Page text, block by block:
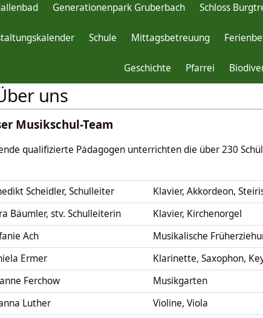
Generationenpark Gruberbach Schloss
Schule Mittagsbetreuung
Geschichte Pfarrei
uns
Musikschul-Team
qualifizierte Pädagogen unterrichten die über 230
Scheidler, Schulleiter
Klavier, Akkordeon,
Bäumler, stv. Schulleiterin
Klavier, Kirchenorgel
Ach
Musikalische
Ermer
Klarinette, Saxophon,
Ferchow
Musikgarten
Luther
Violine, Viola